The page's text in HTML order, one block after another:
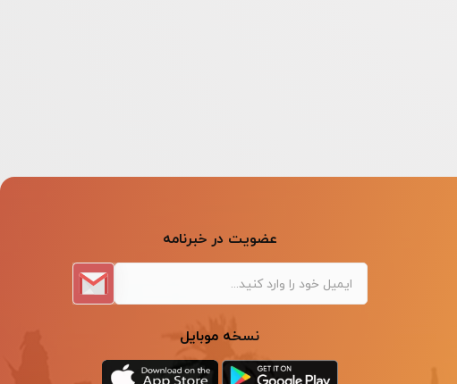
عضویت در خبرنامه
نسخه موبایل